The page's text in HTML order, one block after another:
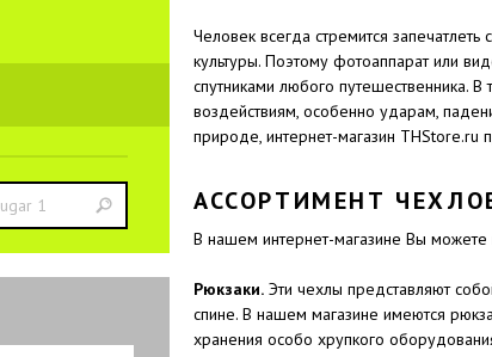
Человек всегда стремится
культуры. Поэтому фотоаппарат или
спутниками любого путешественника.
воздействиям, особенно ударам,
природе, интернет-магазин
АССОРТИМЕНТ
В нашем интернет-магазине Вы
Рюкзаки. Эти чехлы представляют
спине. В нашем магазине имеются
хранения особо хрупкого